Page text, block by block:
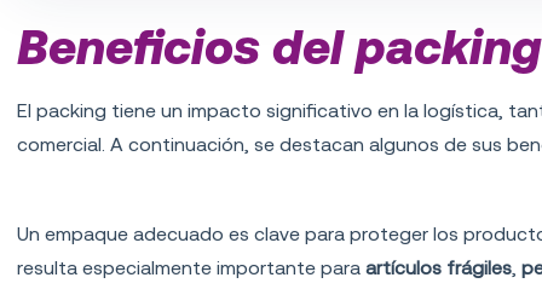
Beneficios del
El packing tiene un impacto significativo en la logística,
comercial. A continuación, se destacan algunos de sus
Un empaque adecuado es clave para proteger los
resulta especialmente importante paraartículos frágiles ,